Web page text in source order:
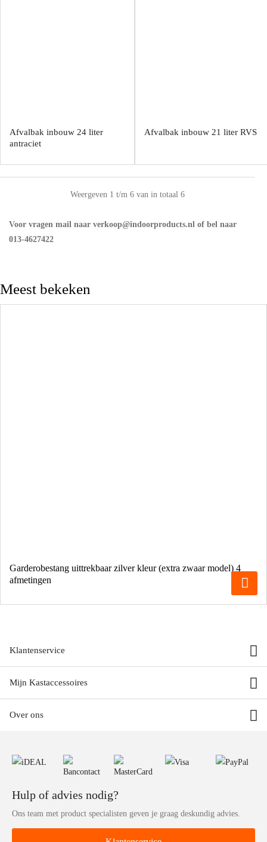
Voor vragen mail naar verkoop@indoorproducts.nl of bel naar
013-4627422
Afvalbak inbouw 24 liter
antraciet
Afvalbak inbouw 21 liter RVS
Weergeven 1 t/m 6 van in totaal 6
Meest bekeken
Garderobestang uittrekbaar zilver kleur (extra zwaar model) 4
afmetingen
Klantenservice
Mijn Kastaccessoires
Over ons
Hulp of advies nodig?
Ons team met product specialisten geven je graag deskundig advies.